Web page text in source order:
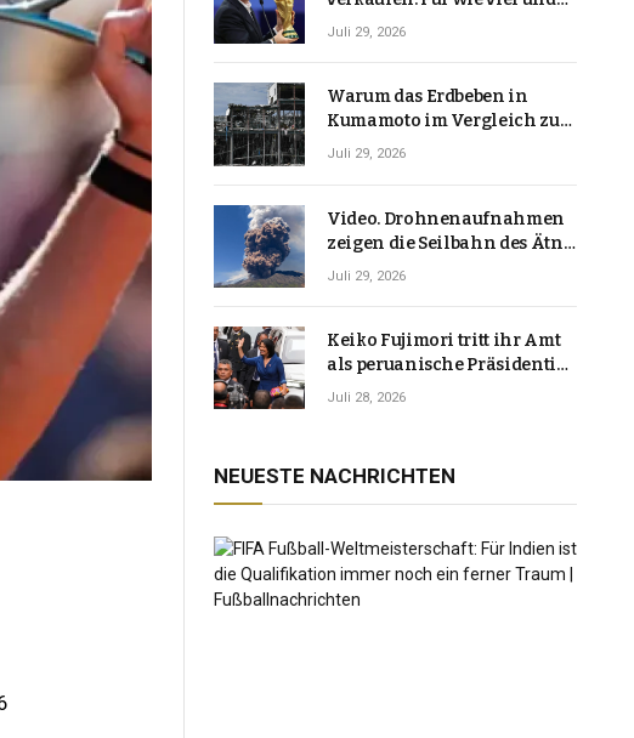
warum macht Gianni
Juli 29, 2026
Warum das Erdbeben in
Kumamoto im Vergleich zu
den meisten Erdbeben, die
Juli 29, 2026
Video. Drohnenaufnahmen
zeigen die Seilbahn des Ätna
über einer Vulkanlandschaft
Juli 29, 2026
Keiko Fujimori tritt ihr Amt
als peruanische Präsidentin
an und verspricht, das
Juli 28, 2026
NEUESTE NACHRICHTEN